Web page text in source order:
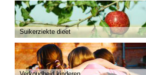
Suikerziekte dieet